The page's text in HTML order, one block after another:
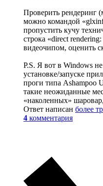
Проверить рендеринг
можно командой
пропустить кучу
строка «direct
видеочипом, оценить
P.S. Я вот в Windows
установке/запуске
проги типа Ashampoo
такие неожиданные
«наколенных»
Ответ написан более
4 комментария